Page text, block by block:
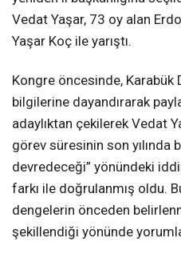
Vedat Yaşar, 73 oy alan
Yaşar Koç ile yarıştı.
Kongre öncesinde, Karabük
bilgilerine dayandırarak
adaylıktan çekilerek Vedat
görev süresinin son yılında
devredeceği” yönündeki
farkı ile doğrulanmış oldu.
dengelerin önceden
şekillendiği yönünde